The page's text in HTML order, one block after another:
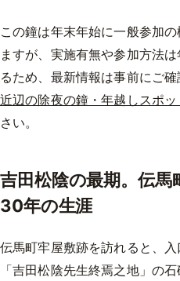
この鐘は年末年始に一般参加
ますが、実施有無や参加方法
るため、最新情報は事前にご
近辺の除夜の鐘・年越しスポッ
さい。
吉田松陰の最期。伝馬
30年の生涯
伝馬町牢屋敷跡を訪れると、
「吉田松陰先生終焉之地」の